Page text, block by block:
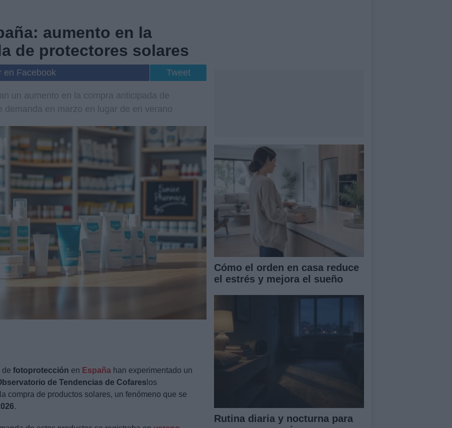
aumento en la
de protectores solares
en Facebook Tweet
un aumento en la compra anticipada de
demanda en marzo en lugar de en verano
de fotoprotección en España han experimentado un
de Tendencias de Cofares los
compra de productos solares, un fenómeno que se
.
Cómo el orden en casa reduce
el estrés y mejora el sueño
Rutina diaria y nocturna para